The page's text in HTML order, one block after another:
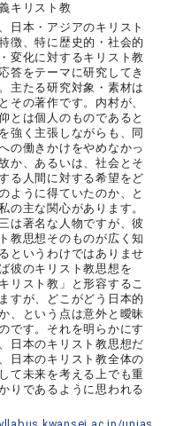
キリスト教
日本・アジアのキリスト
徴、特に歴史的・社会的
変化に対するキリスト教
答をテーマに研究してき
主たる研究対象・素材は
その著作です。内村が、
とは個人のものであると
強く主張しながらも、同
の働きかけをやめなかっ
か、あるいは、社会とそ
る人間に対する希望をど
ように得ていたのか、と
の主な関心があります。
は著名な人物ですが、彼
教思想そのものが広く知
というわけではありませ
彼のキリスト教思想を
リスト教」と形容するこ
すが、どこがどう日本的
、という点は意外と曖昧
です。それを明らかにす
日本のキリスト教思想だ
日本のキリスト教全体の
て未来を考える上でも重
りであるように思われる